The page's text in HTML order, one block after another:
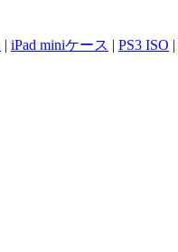
| iPad miniケース | PS3 ISO |